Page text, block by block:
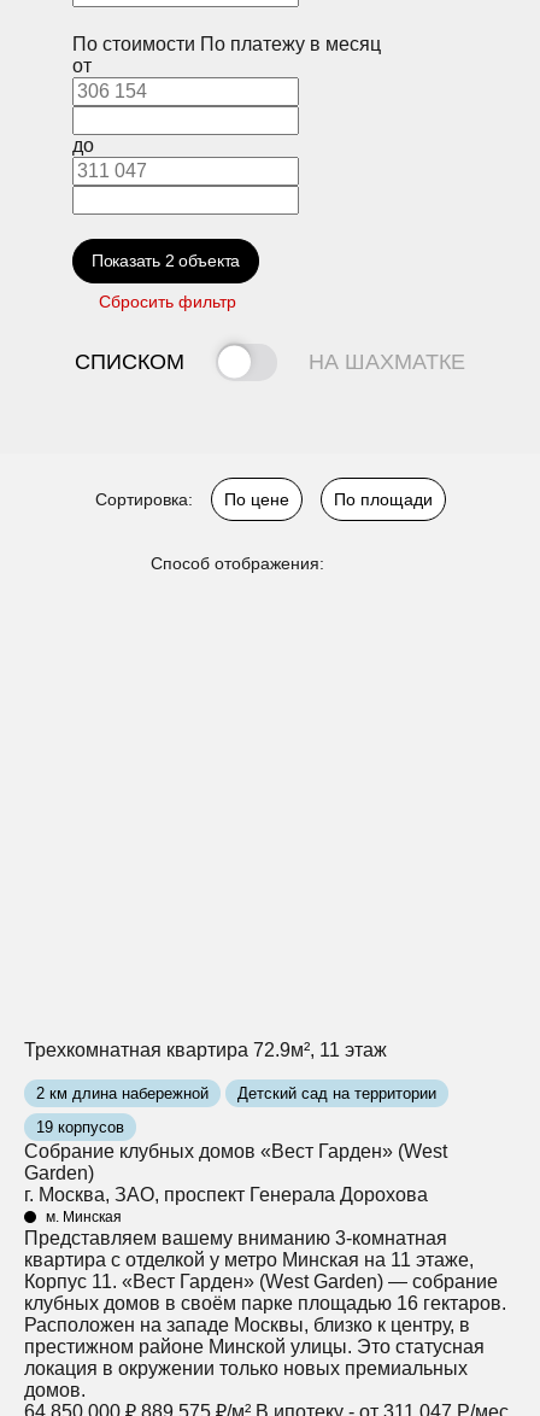
По стоимости По платежу в месяц
от
до
Показать 2 объекта
Сбросить фильтр
СПИСКОМ НА ШАХМАТКЕ
Сортировка: По цене По площади
Способ отображения:
Трехкомнатная квартира 72.9м², 11 этаж
2 км длина набережной
Детский сад на территории
19 корпусов
Собрание клубных домов «Вест Гарден» (West
Garden)
г. Москва, ЗАО, проспект Генерала Дорохова
м. Минская
Представляем вашему вниманию 3-комнатная
квартира с отделкой у метро Минская на 11 этаже,
Корпус 11. «Вест Гарден» (West Garden) — собрание
клубных домов в своём парке площадью 16 гектаров.
Расположен на западе Москвы, близко к центру, в
престижном районе Минской улицы. Это статусная
локация в окружении только новых премиальных
домов.
64 850 000 ₽ 889 575 ₽/м² В ипотеку - от 311 047 Р/мес.